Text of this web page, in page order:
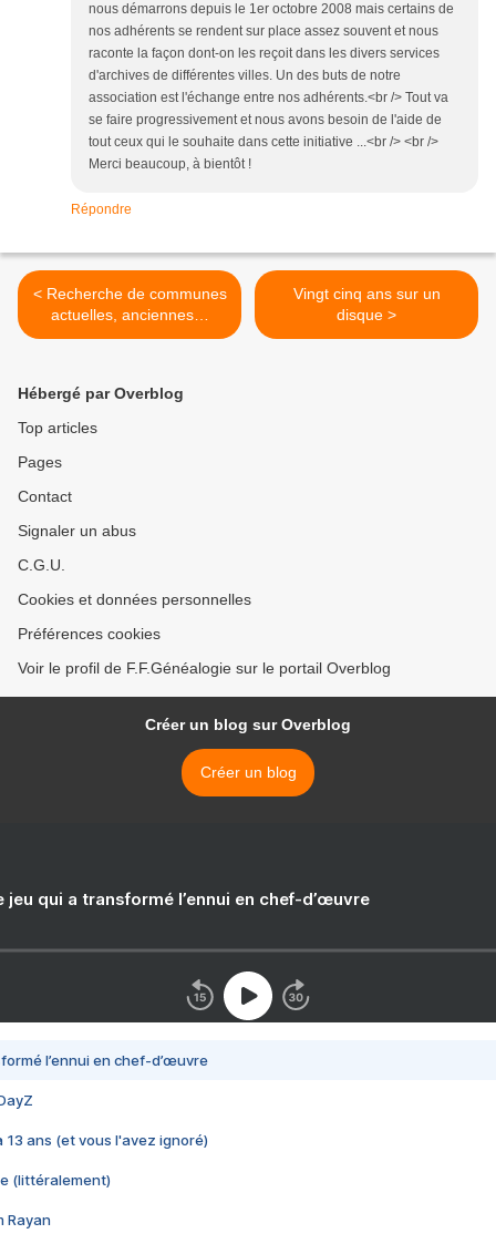
nous démarrons depuis le 1er octobre 2008 mais certains de
nos adhérents se rendent sur place assez souvent et nous
raconte la façon dont-on les reçoit dans les divers services
d'archives de différentes villes. Un des buts de notre
association est l'échange entre nos adhérents.<br /> Tout va
se faire progressivement et nous avons besoin de l'aide de
tout ceux qui le souhaite dans cette initiative ...<br /> <br />
Merci beaucoup, à bientôt !
Répondre
< Recherche de communes
actuelles, anciennes…
Vingt cinq ans sur un
disque >
Hébergé par Overblog
Top articles
Pages
Contact
Signaler un abus
C.G.U.
Cookies et données personnelles
Préférences cookies
Voir le profil de F.F.Généalogie sur le portail Overblog
Créer un blog sur Overblog
Créer un blog
jeu qui a transformé l’ennui en chef-d’œuvre
l’ennui en chef-d’œuvre
13 ans (et vous l'avez ignoré)
(littéralement)
Rayan